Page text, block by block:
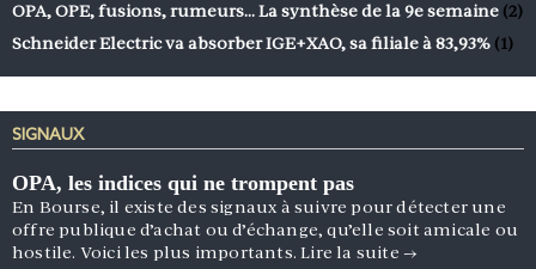
OPA, OPE, fusions, rumeurs… La synthèse de la 9e semaine (2)
Schneider Electric va absorber IGE+XAO, sa filiale à 83,93% (1)
SIGNAUX
OPA, les indices qui ne trompent pas
En Bourse, il existe des signaux à suivre pour détecter une
offre publique d’achat ou d’échange, qu’elle soit amicale ou
hostile. Voici les plus importants.Lire la suite →